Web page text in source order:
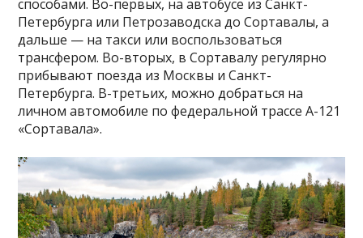
способами. Во-первых, на автобусе из Санкт-
Петербурга или Петрозаводска до Сортавалы, а
дальше — на такси или воспользоваться
трансфером. Во-вторых, в Сортавалу регулярно
прибывают поезда из Москвы и Санкт-
Петербурга. В-третьих, можно добраться на
личном автомобиле по федеральной трассе А-121
«Сортавала».